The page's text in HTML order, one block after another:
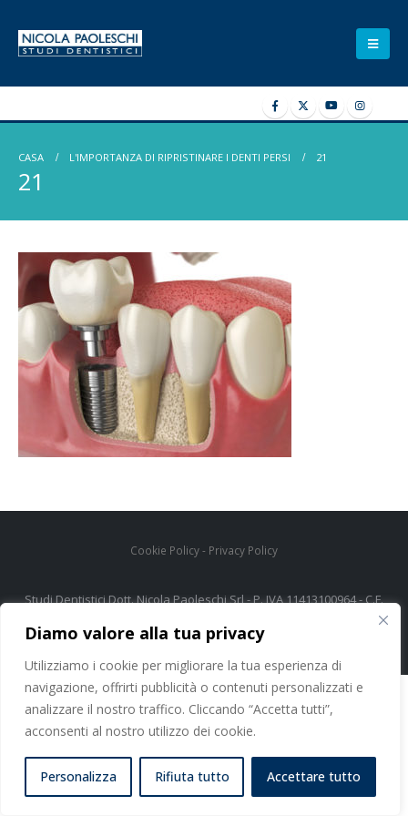
Diamo valore alla tua privacy
Utilizziamo i cookie per migliorare la tua esperienza di
navigazione, offrirti pubblicità o contenuti personalizzati e
analizzare il nostro traffico. Cliccando “Accetta tutti”,
acconsenti al nostro utilizzo dei cookie.
Personalizza Rifiuta tutto Accettare tutto
CASA L'IMPORTANZA DI RIPRISTINARE I DENTI PERSI 21
21
Cookie Policy- Privacy Policy
Studi Dentistici Dott. Nicola Paoleschi Srl - P. IVA 11413100964 - C.F.